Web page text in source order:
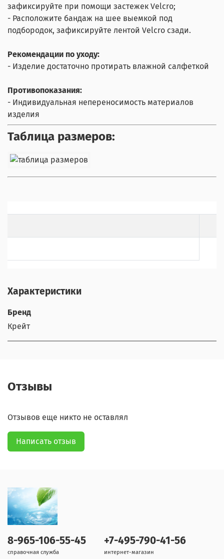
зафиксируйте при помощи застежек Velcro;
- Расположите бандаж на шее выемкой под
подбородок, зафиксируйте лентой Velcro сзади.
Рекомендации по уходу:
- Изделие достаточно протирать влажной салфеткой
Противопоказания:
- Индивидуальная непереносимость материалов
изделия
Таблица размеров:
Характеристики
Бренд
Крейт
Отзывы
Отзывов еще никто не оставлял
Написать отзыв
8-965-106-55-45
справочная служба
+7-495-790-41-56
интернет-магазин